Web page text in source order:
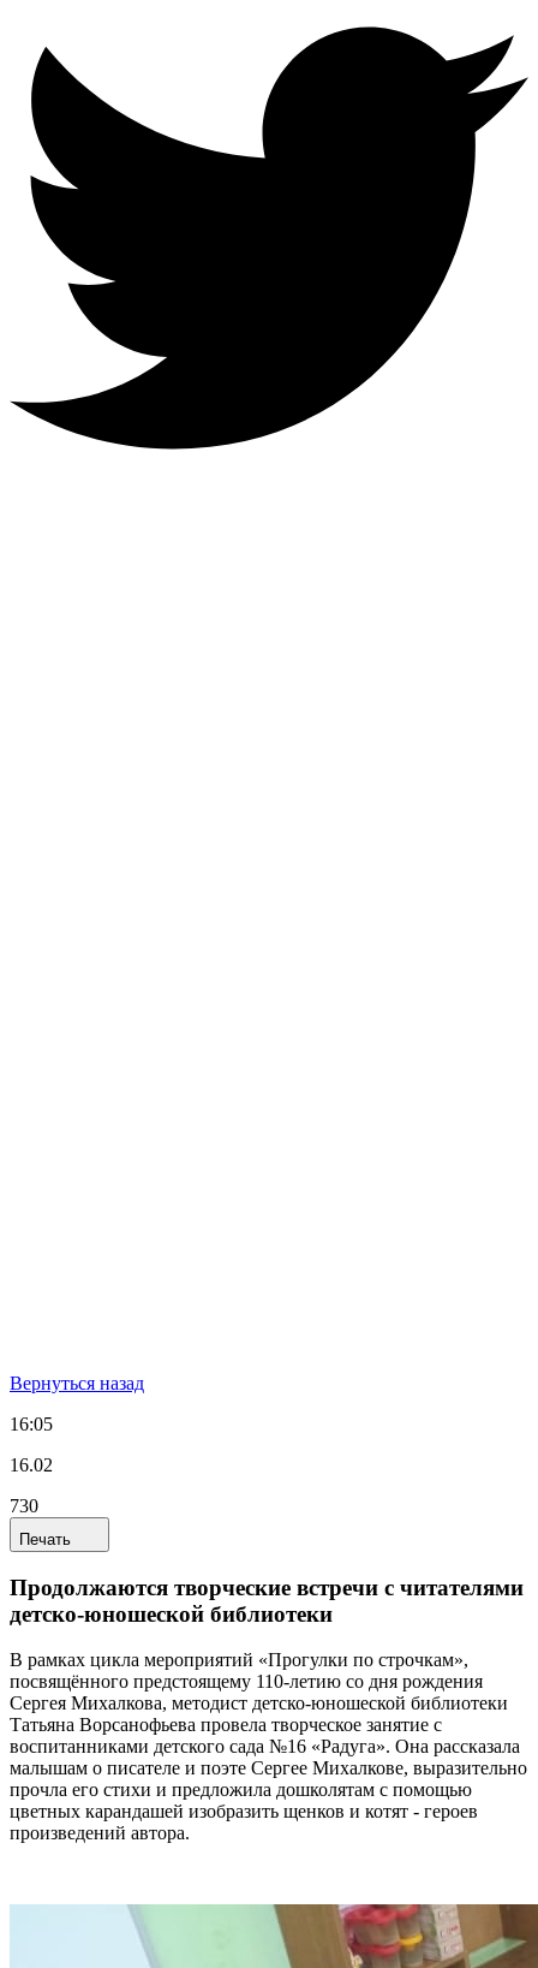
Вернуться назад
16:05
16.02
730
Печать
Продолжаются творческие встречи с читателями
детско-юношеской библиотеки
В рамках цикла мероприятий «Прогулки по строчкам»,
посвящённого предстоящему 110-летию со дня рождения
Сергея Михалкова, методист детско-юношеской библиотеки
Татьяна Ворсанофьева провела творческое занятие с
воспитанниками детского сада №16 «Радуга». Она рассказала
малышам о писателе и поэте Сергее Михалкове, выразительно
прочла его стихи и предложила дошколятам с помощью
цветных карандашей изобразить щенков и котят - героев
произведений автора.